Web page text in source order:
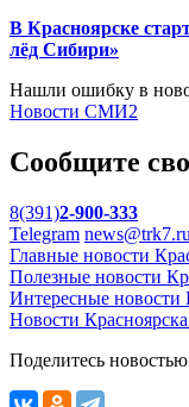
В Красноярске
лёд Сибири»
Нашли ошибку в
Новости СМИ2
Сообщите
8(391)2-900-333
Telegram news@trk7.ru
Главные новости
Полезные новости
Интересные новости
Новости
Поделитесь